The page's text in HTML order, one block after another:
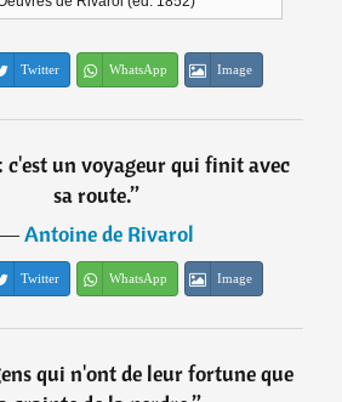
Twitter WhatsApp Image
c'est un voyageur qui finit avec
sa route.”
Antoine de Rivarol
Twitter WhatsApp Image
qui n'ont de leur fortune que